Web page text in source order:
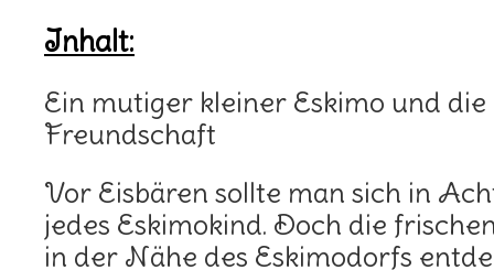
Inhalt:
Ein mutiger kleiner Eskimo und
Freundschaft
Vor Eisbären sollte man sich in
jedes Eskimokind. Doch die
in der Nähe des Eskimodorfs